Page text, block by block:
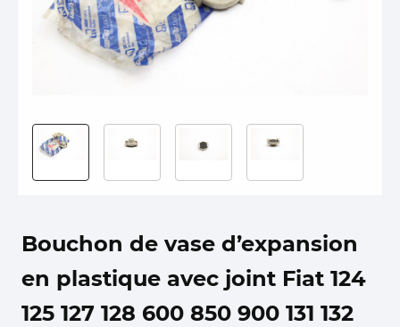
Bouchon de vase d’expansion
en plastique avec joint Fiat 124
125 127 128 600 850 900 131 132